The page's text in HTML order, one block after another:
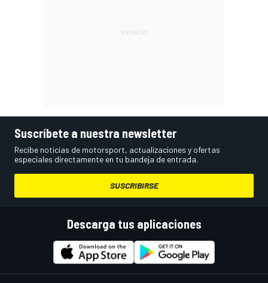
Suscríbete a nuestra newsletter
Recibe noticias de motorsport, actualizaciones y ofertas
especiales directamente en tu bandeja de entrada.
SUSCRIBIRSE
Descarga tus aplicaciones